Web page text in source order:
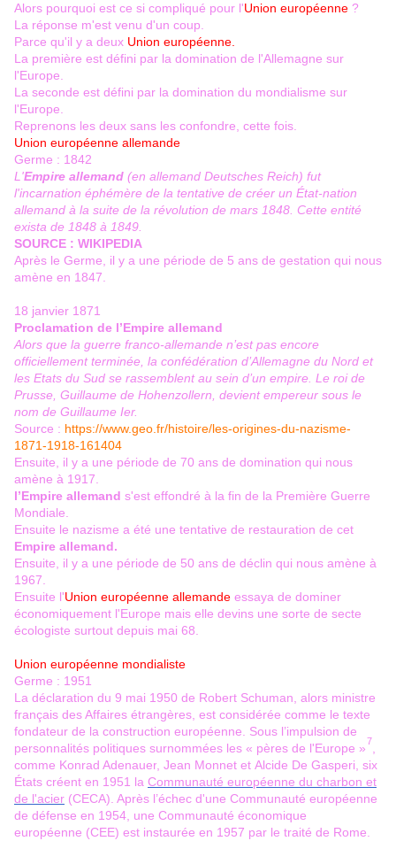
Alors pourquoi est ce si compliqué pour l'Union européenne ?
La réponse m'est venu d'un coup.
Parce qu'il y a deux Union européenne.
La première est défini par la domination de l'Allemagne sur
l'Europe.
La seconde est défini par la domination du mondialisme sur
l'Europe.
Reprenons les deux sans les confondre, cette fois.
Union européenne allemande
Germe : 1842
L'Empire allemand (en allemand Deutsches Reich) fut
l'incarnation éphémère de la tentative de créer un État-nation
allemand à la suite de la révolution de mars 1848 . Cette entité
exista de 1848 à 1849.
SOURCE : WIKIPEDIA
Après le Germe, il y a une période de 5 ans de gestation qui nous
amène en 1847.
18 janvier 1871
Proclamation de l’Empire allemand
Alors que la guerre franco-allemande n’est pas encore
officiellement terminée, la confédération d’Allemagne du Nord et
les Etats du Sud se rassemblent au sein d’un empire. Le roi de
Prusse, Guillaume de Hohenzollern, devient empereur sous le
nom de Guillaume Ier.
Source : https://www.geo.fr/histoire/les-origines-du-nazisme-
1871-1918-161404
Ensuite, il y a une période de 70 ans de domination qui nous
amène à 1917.
l’Empire allemand s'est effondré à la fin de la Première Guerre
Mondiale.
Ensuite le nazisme a été une tentative de restauration de cet
Empire allemand.
Ensuite, il y a une période de 50 ans de déclin qui nous amène à
1967.
Ensuite l'Union européenne allemande essaya de dominer
économiquement l'Europe mais elle devins une sorte de secte
écologiste surtout depuis mai 68.
Union européenne mondialiste
Germe : 1951
La déclaration du 9 mai 1950 de Robert Schuman , alors ministre
français des Affaires étrangères , est considérée comme le texte
fondateur de la construction européenne . Sous l’impulsion de
personnalités politiques surnommées les « pères de l'Europe »7
comme Konrad Adenauer Jean Monnet et Alcide De Gasperi , six
États créent en 1951 la Communauté européenne du charbon et
de l'acier (CECA). Après l’échec d'une Communauté européenne
de défense en 1954, une Communauté économique
européenne (CEE) est instaurée en 1957 par le traité de Rome